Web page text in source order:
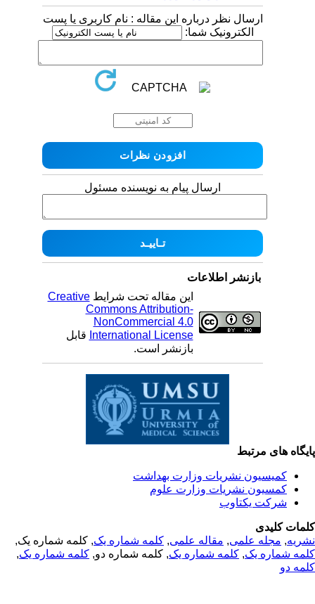
ارسال نظر درباره این مقاله : نام کاربری یا پست
الکترونیک شما:
ارسال پیام به نویسنده مسئول
بازنشر اطلاعات
این مقاله تحت شرایطCreative
Commons Attribution-
NonCommercial 4.0
International Licenseقابل
بازنشر است.
های مرتبط
کمیسیون نشریات وزارت بهداشت
کمسیون نشریات وزارت علوم
شرکت یکتاوب
کلیدی
,مجله علمی, مقاله علمی, کلمه شماره یک, کلمه شماره یک,
شماره یک,کلمه شماره یک, کلمه شماره دو,کلمه شماره یک,
دو